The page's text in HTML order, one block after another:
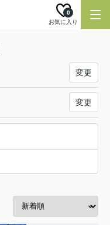
お気に入り
0
変更
変更